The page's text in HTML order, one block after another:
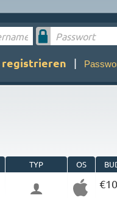
registrieren |
TYP OS